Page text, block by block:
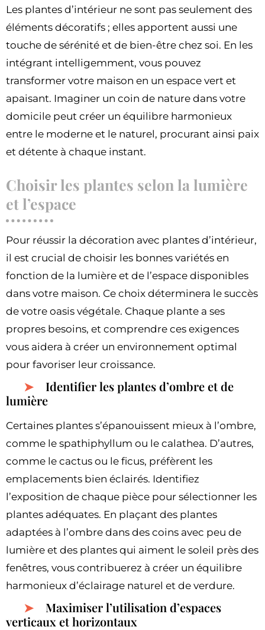
Les plantes d’intérieur ne sont pas seulement des
éléments décoratifs ; elles apportent aussi une
touche de sérénité et de bien-être chez soi. En les
intégrant intelligemment, vous pouvez
transformer votre maison en un espace vert et
apaisant. Imaginer un coin de nature dans votre
domicile peut créer un équilibre harmonieux
entre le moderne et le naturel, procurant ainsi paix
et détente à chaque instant.
Choisir les plantes selon la lumière
et l’espace
Pour réussir la décoration avec plantes d’intérieur,
il est crucial de choisir les bonnes variétés en
fonction de la lumière et de l’espace disponibles
dans votre maison. Ce choix déterminera le succès
de votre oasis végétale. Chaque plante a ses
propres besoins, et comprendre ces exigences
vous aidera à créer un environnement optimal
pour favoriser leur croissance.
Identifier les plantes d’ombre et de
lumière
Certaines plantes s’épanouissent mieux à l’ombre,
comme le spathiphyllum ou le calathea. D’autres,
comme le cactus ou le ficus, préfèrent les
emplacements bien éclairés. Identifiez
l’exposition de chaque pièce pour sélectionner les
plantes adéquates. En plaçant des plantes
adaptées à l’ombre dans des coins avec peu de
lumière et des plantes qui aiment le soleil près des
fenêtres, vous contribuerez à créer un équilibre
harmonieux d’éclairage naturel et de verdure.
Maximiser l’utilisation d’espaces
verticaux et horizontaux